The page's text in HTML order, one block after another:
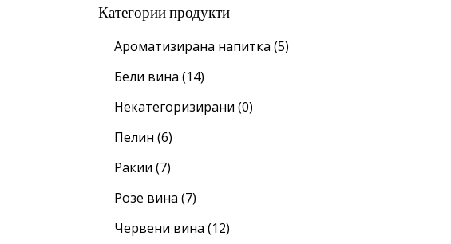
Категории продукти
Ароматизирана напитка (5)
Бели вина (14)
Некатегоризирани (0)
Пелин (6)
Ракии (7)
Розе вина (7)
Червени вина (12)